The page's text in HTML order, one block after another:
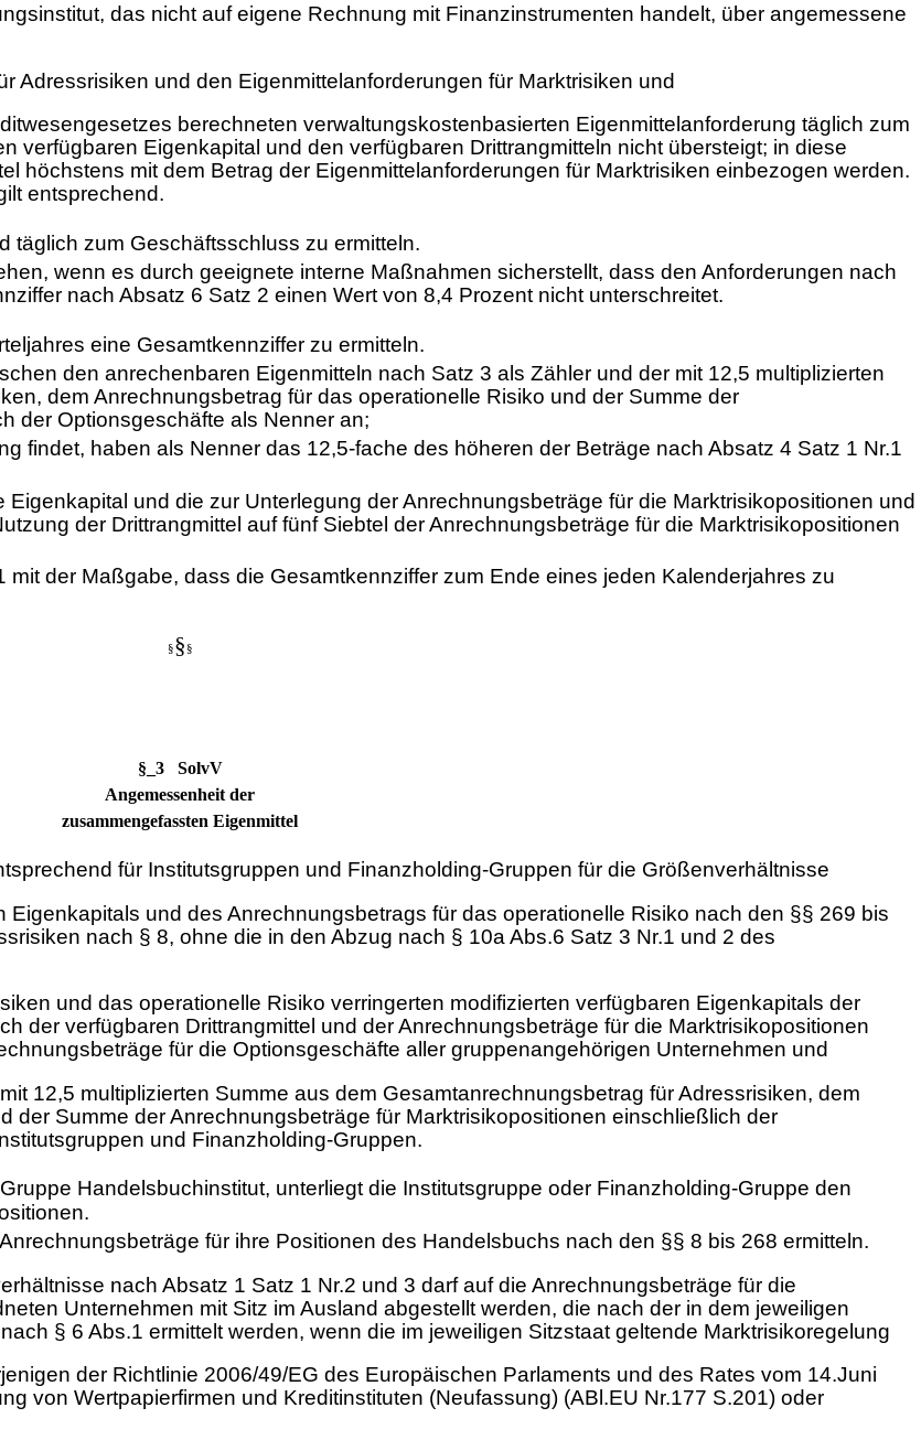
das nicht auf eigene Rechnung mit Finanzinstrumenten handelt, über angemessene
Adressrisiken und den Eigenmittelanforderungen für Marktrisiken und
berechneten verwaltungskostenbasierten Eigenmittelanforderung täglich zum
verfügbaren Eigenkapital und den verfügbaren Drittrangmitteln nicht übersteigt; in diese
höchstens mit dem Betrag der Eigenmittelanforderungen für Marktrisiken einbezogen werden.
entsprechend.
täglich zum Geschäftsschluss zu ermitteln.
wenn es durch geeignete interne Maßnahmen sicherstellt, dass den Anforderungen nach
nach Absatz 6 Satz 2 einen Wert von 8,4 Prozent nicht unterschreitet.
eine Gesamtkennziffer zu ermitteln.
den anrechenbaren Eigenmitteln nach Satz 3 als Zähler und der mit 12,5 multiplizierten
dem Anrechnungsbetrag für das operationelle Risiko und der Summe der
der Optionsgeschäfte als Nenner an;
findet, haben als Nenner das 12,5-fache des höheren der Beträge nach Absatz 4 Satz 1 Nr.1
und die zur Unterlegung der Anrechnungsbeträge für die Marktrisikopositionen und
der Drittrangmittel auf fünf Siebtel der Anrechnungsbeträge für die Marktrisikopositionen
der Maßgabe, dass die Gesamtkennziffer zum Ende eines jeden Kalenderjahres zu
§§ §
§_3 SolvV
Angemessenheit der
zusammengefassten Eigenmittel
für Institutsgruppen und Finanzholding-Gruppen für die Größenverhältnisse
und des Anrechnungsbetrags für das operationelle Risiko nach den §§ 269 bis
nach § 8, ohne die in den Abzug nach § 10a Abs.6 Satz 3 Nr.1 und 2 des
und das operationelle Risiko verringerten modifizierten verfügbaren Eigenkapitals der
der verfügbaren Drittrangmittel und der Anrechnungsbeträge für die Marktrisikopositionen
für die Optionsgeschäfte aller gruppenangehörigen Unternehmen und
12,5 multiplizierten Summe aus dem Gesamtanrechnungsbetrag für Adressrisiken, dem
der Summe der Anrechnungsbeträge für Marktrisikopositionen einschließlich der
und Finanzholding-Gruppen.
Handelsbuchinstitut, unterliegt die Institutsgruppe oder Finanzholding-Gruppe den
für ihre Positionen des Handelsbuchs nach den §§ 8 bis 268 ermitteln.
nach Absatz 1 Satz 1 Nr.2 und 3 darf auf die Anrechnungsbeträge für die
Unternehmen mit Sitz im Ausland abgestellt werden, die nach der in dem jeweiligen
§ 6 Abs.1 ermittelt werden, wenn die im jeweiligen Sitzstaat geltende Marktrisikoregelung
der Richtlinie 2006/49/EG des Europäischen Parlaments und des Rates vom 14.Juni
von Wertpapierfirmen und Kreditinstituten (Neufassung) (ABl.EU Nr.177 S.201) oder